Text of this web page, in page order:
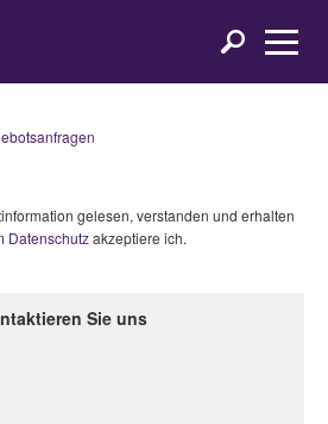
gelesen, verstanden und erhalten
Datenschutzakzeptiere ich.
Sie uns